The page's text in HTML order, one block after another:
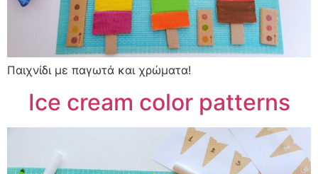
Παιχνίδι με παγωτά και χρώματα!
Ιce cream color patterns